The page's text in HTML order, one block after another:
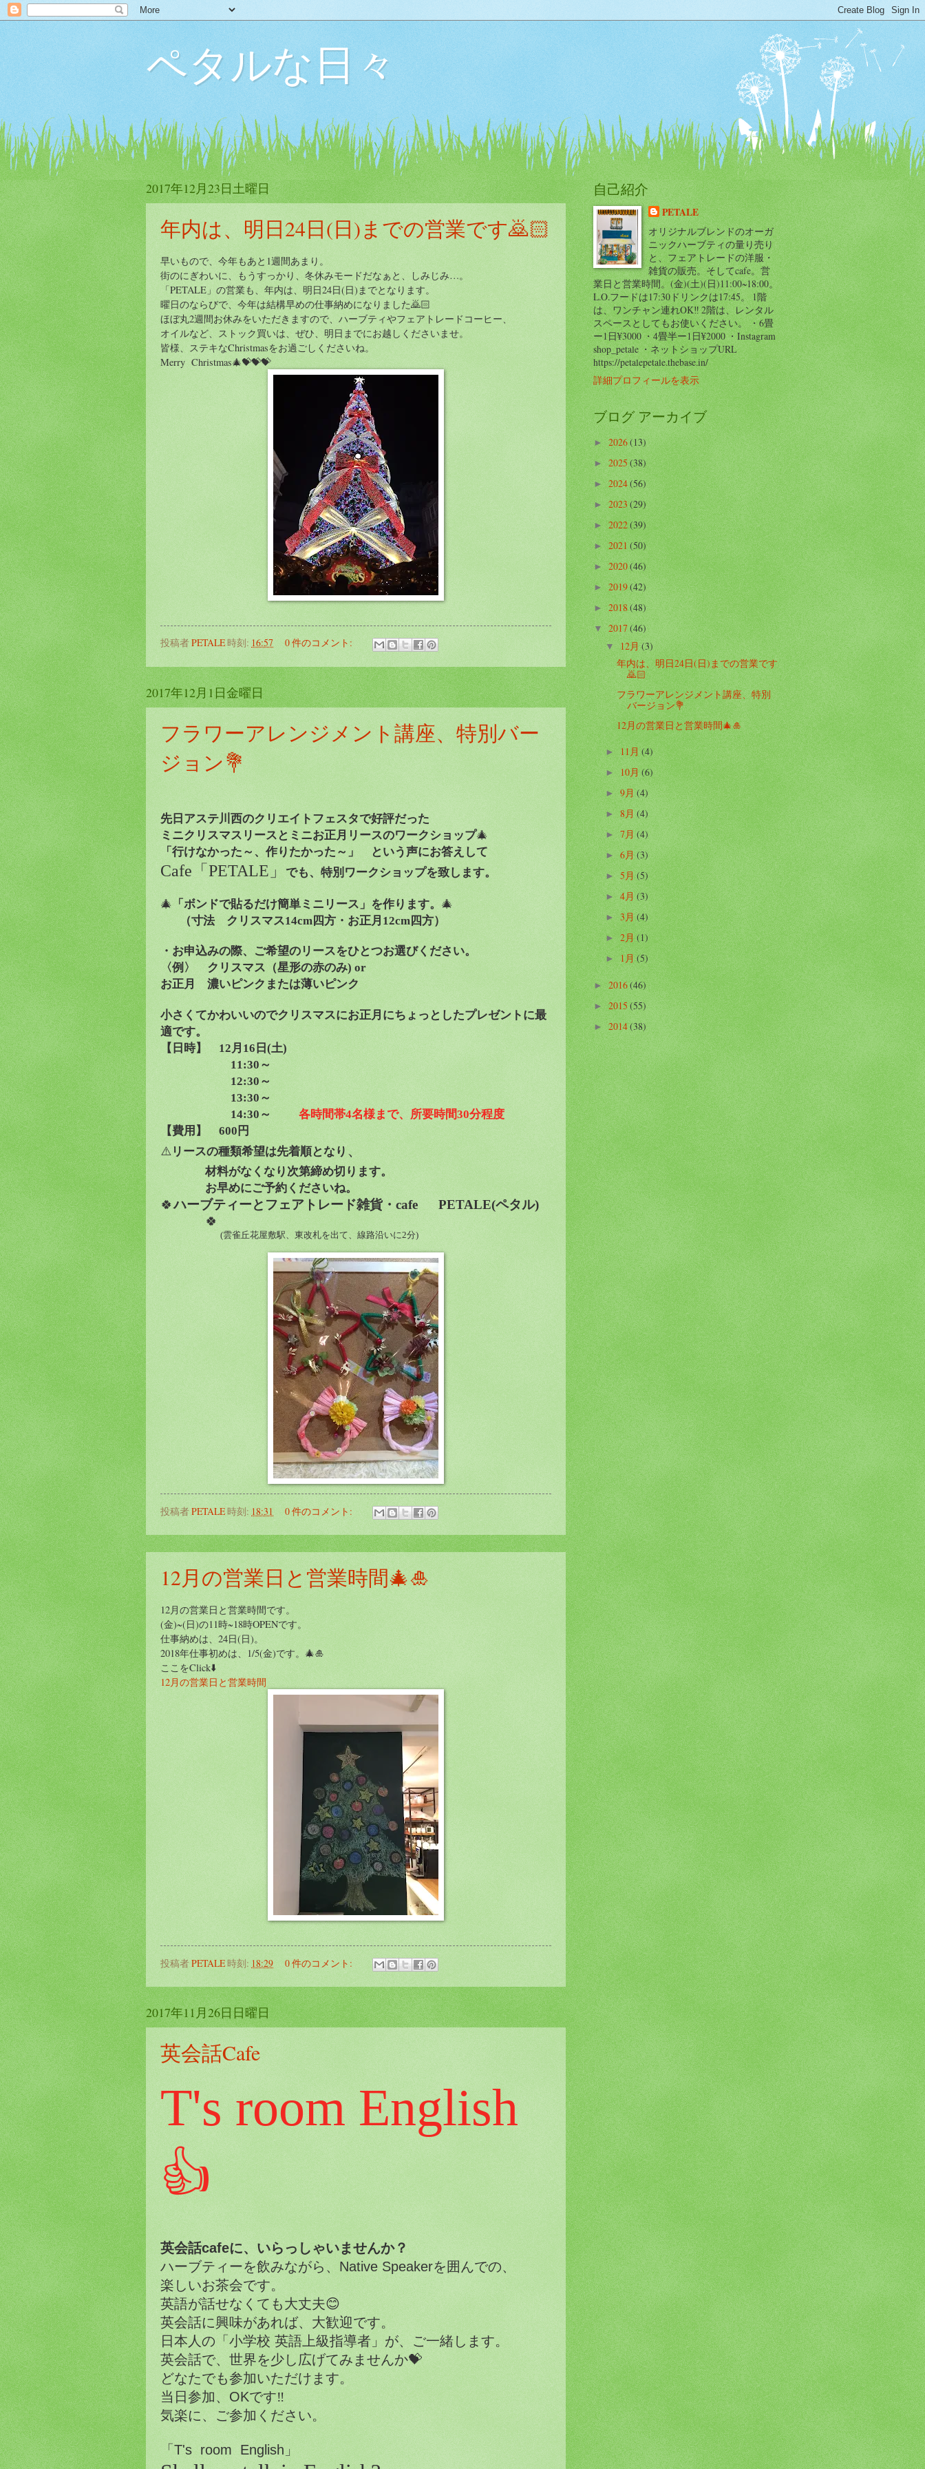
ペタルな日々
2017年12月23日土曜日
年内は、明日24日(日)までの営業です🙇🏻
早いもので、今年もあと1週間あまり。
街のにぎわいに、もうすっかり、冬休みモードだなぁと、しみじみ…。
「PETALE」の営業も、年内は、明日24日(日)までとなります。
曜日のならびで、今年は結構早めの仕事納めになりました🙇🏻
ほぼ丸2週間お休みをいただきますので、ハーブティやフェアトレードコーヒー、
オイルなど、ストック買いは、ぜひ、明日までにお越しくださいませ。
皆様、ステキなChristmasをお過ごしくださいね。
Merry Christmas🎄💝💝💝
投稿者PETALE時刻: 16:57 0 件のコメント:
2017年12月1日金曜日
フラワーアレンジメント講座、特別バー
ジョン💐
先日アステ川西のクリエイトフェスタで好評だった
ミニクリスマスリースとミニお正月リースのワークショップ🎄
「行けなかった～、作りたかった～」 という声にお答えして
Cafe 「 PETALE 」 でも、特別ワークショップを致します。
🎄 「ボンドで貼るだけ簡単ミニリース」を作ります。 🎄
（寸法 クリスマス14cm 四方・お正月 12cm 四方）
・お申込みの際、ご希望のリースをひとつお選びください。
〈例〉 クリスマス（星形の赤のみ) or
お正月 濃いピンクまたは薄いピンク
小さくてかわいいのでクリスマスにお正月にちょっとしたプレゼントに最
適です。
【日時】 12月 16 日 (土)
11:30 ～
12:30 ～
13:30 ～
14:30 ～ 各時間帯4名様まで、所要時間30分程度
【費用】 600 円
⚠️ リースの種類希望は先着順となり 、
材料がなくなり次第締め切ります。
お早めにご予約くださいね。
🍀ハーブティーとフェアトレード雑貨・ cafe PETALE(ペタル)
🍀
(雲雀丘花屋敷駅、東改札を出て、線路沿いに2分)
投稿者PETALE時刻: 18:31 0 件のコメント:
12月の営業日と営業時間🎄🎍
12月の営業日と営業時間です。
(金)~(日)の11時~18時OPENです。
仕事納めは、24日(日)。
2018年仕事初めは、1/5(金)です。🎄🎍
ここをClick⬇️
12月の営業日と営業時間
投稿者PETALE時刻: 18:29 0 件のコメント:
2017年11月26日日曜日
英会話Cafe
T's room English
👍
英会話cafeに、いらっしゃいませんか？
ハーブティーを飲みながら、 Native Speakerを囲んでの、
楽しいお茶会です。
英語が話せなくても大丈夫😊
英会話に興味があれば、大歓迎です。
日本人の「小学校 英語上級指導者」が、ご一緒します。
英会話で、世界を少し広げてみませんか💝
どなたでも参加いただけます。
当日参加、 OKです‼️
気楽に、ご参加ください。
「 T's room English 」
自己紹介
PETALE
オリジナルブレンドのオーガ
ニックハーブティの量り売り
と、フェアトレードの洋服・
雑貨の販売。そしてcafe。営
業日と営業時間。(金)(土)(日)11:00~18:00。
L.O.フードは17:30ドリンクは17:45。 1階
は、ワンチャン連れOK‼️ 2階は、レンタル
スペースとしてもお使いください。 ・6畳
ー1日¥3000 ・4畳半ー1日¥2000 ・Instagram
shop_petale ・ネットショップURL
https://petalepetale.thebase.in/
詳細プロフィールを表示
ブログ アーカイブ
►2026(13)
►2025(38)
►2024(56)
►2023(29)
►2022(39)
►2021(50)
►2020(46)
►2019(42)
►2018(48)
▼2017(46)
▼12月(3)
年内は、明日24日(日)までの営業です
🙇🏻
フラワーアレンジメント講座、特別
バージョン💐
12月の営業日と営業時間🎄🎍
►11月(4)
►10月(6)
►9月(4)
►8月(4)
►7月(4)
►6月(3)
► 5月(5)
►4月(3)
►3月(4)
►2月(1)
►1月(5)
►2016(46)
►2015(55)
►2014(38)